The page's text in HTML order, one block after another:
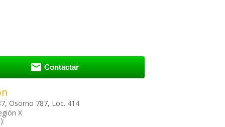
 Contactar
Osorno 787, Loc. 414
X